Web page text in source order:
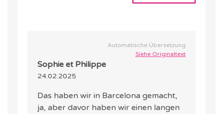
Automatische Übersetzung
Siehe Originaltext
Sophie et Philippe
24.02.2025
Das haben wir in Barcelona gemacht,
ja, aber davor haben wir einen langen